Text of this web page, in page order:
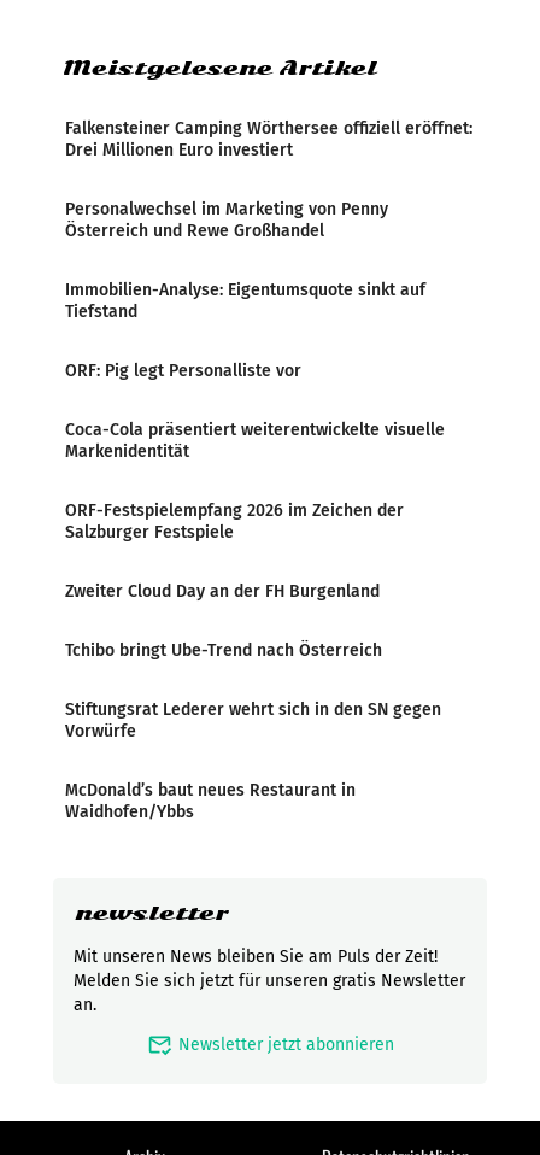
Meistgelesene Artikel
Falkensteiner Camping Wörthersee offiziell eröffnet:
Drei Millionen Euro investiert
Personalwechsel im Marketing von Penny
Österreich und Rewe Großhandel
Immobilien-Analyse: Eigentumsquote sinkt auf
Tiefstand
ORF: Pig legt Personalliste vor
Coca-Cola präsentiert weiterentwickelte visuelle
Markenidentität
ORF-Festspielempfang 2026 im Zeichen der
Salzburger Festspiele
Zweiter Cloud Day an der FH Burgenland
Tchibo bringt Ube-Trend nach Österreich
Stiftungsrat Lederer wehrt sich in den SN gegen
Vorwürfe
McDonald’s baut neues Restaurant in
Waidhofen/Ybbs
newsletter
Mit unseren News bleiben Sie am Puls der Zeit!
Melden Sie sich jetzt für unseren gratis Newsletter
an.
mark_email_read Newsletter jetzt abonnieren